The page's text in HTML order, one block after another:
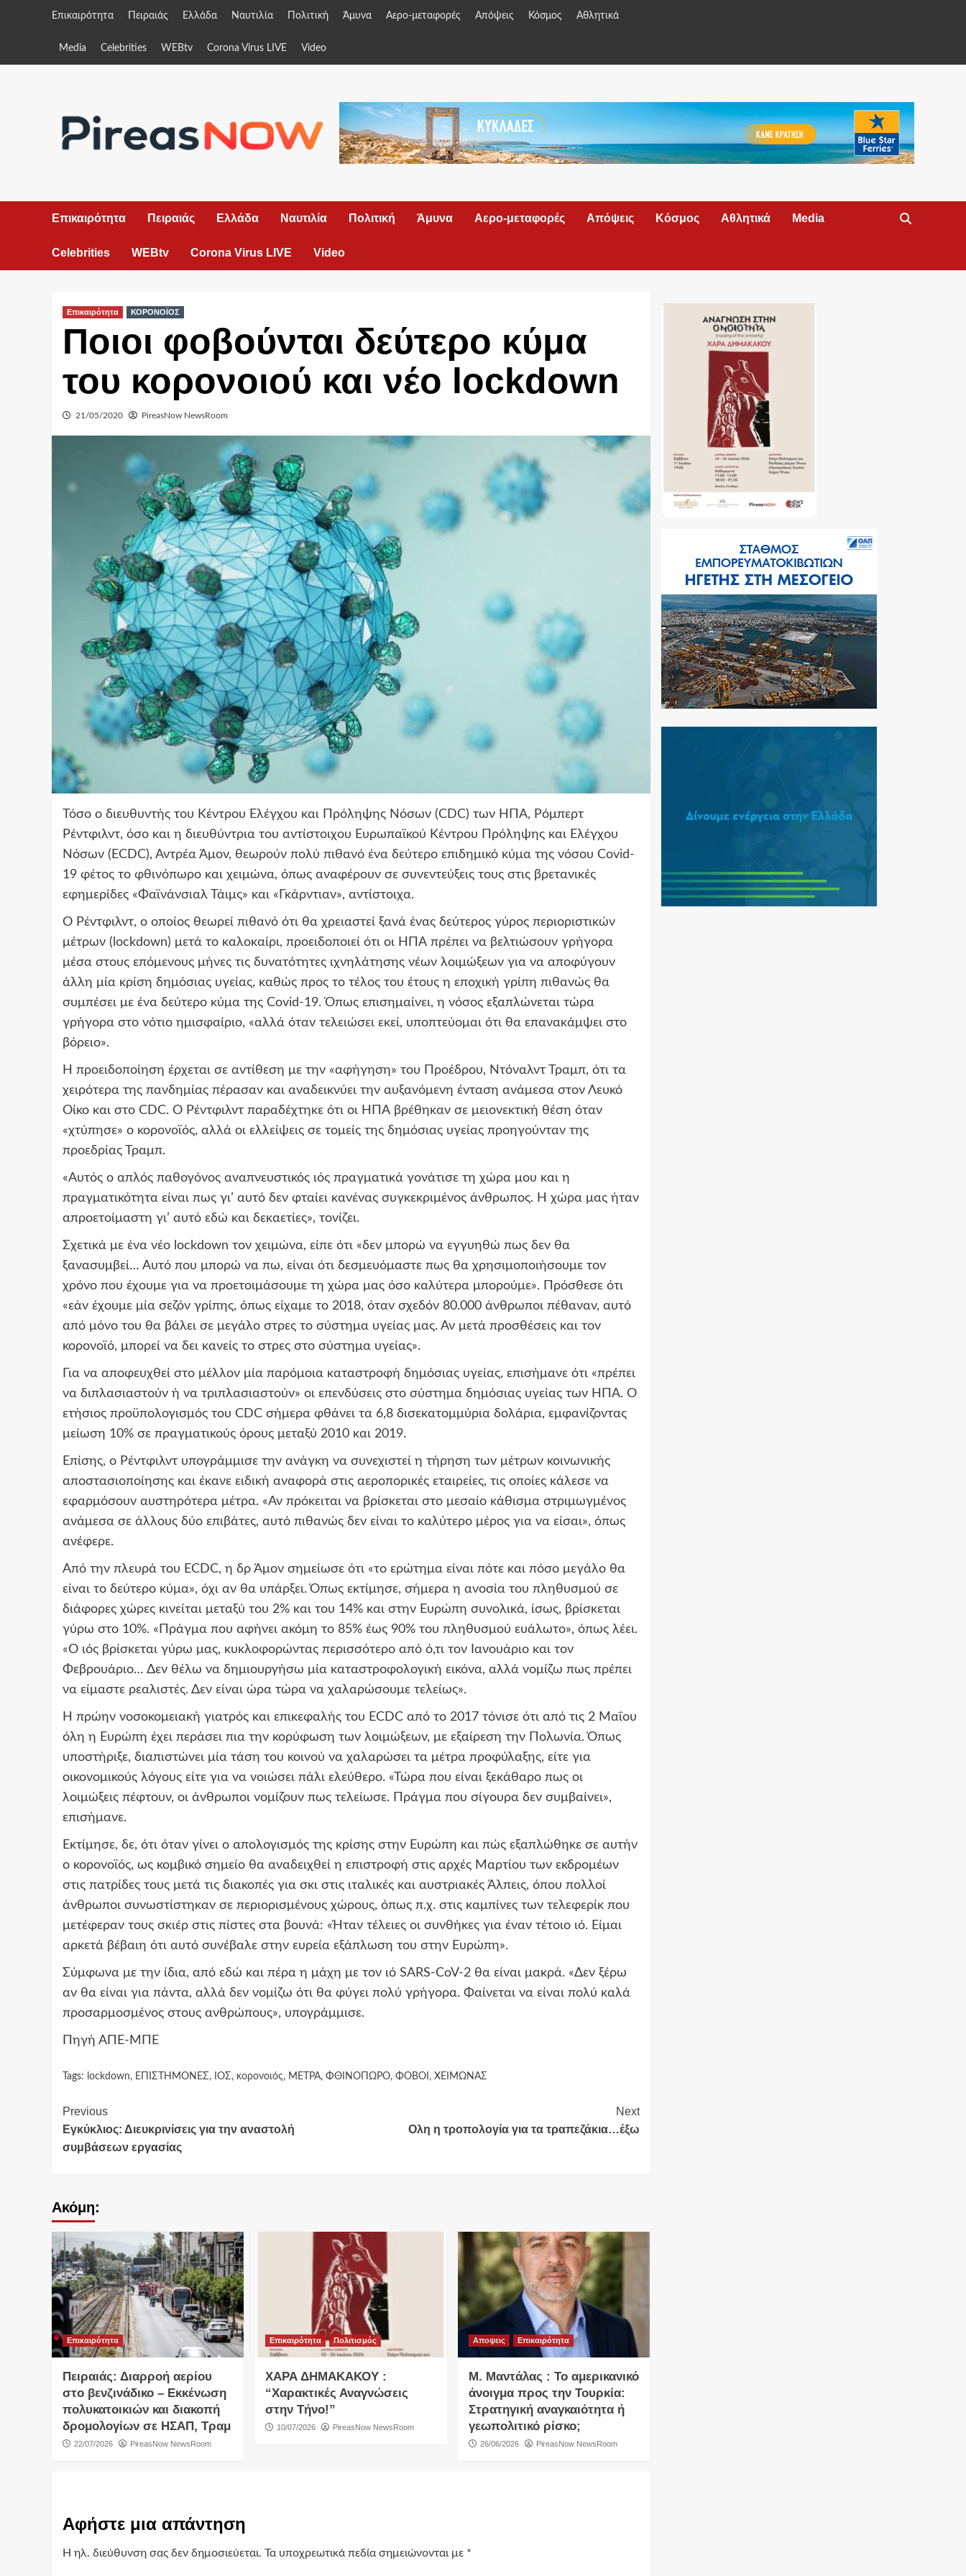
Επικαιρότητα Πειραιάς Ελλάδα Ναυτιλία Πολιτική Άμυνα Αερο-μεταφορές Απόψεις Κόσμος Αθλητικά
Media Celebrities WEBtv Corona Virus LIVE Video
Επικαιρότητα Πειραιάς Ελλάδα Ναυτιλία Πολιτική Άμυνα Αερο-μεταφορές Απόψεις Κόσμος Αθλητικά Media
Celebrities WEBtv Corona Virus LIVE Video
Επικαιρότητα ΚΟΡΟΝΟΪΟΣ
Ποιοι φοβούνται δεύτερο κύμα
του κορονοιού και νέο lockdown
21/05/2020 PireasNow NewsRoom
Τόσο ο διευθυντής του Κέντρου Ελέγχου και Πρόληψης Νόσων (CDC) των ΗΠΑ, Ρόμπερτ
Ρέντφιλντ, όσο και η διευθύντρια του αντίστοιχου Ευρωπαϊκού Κέντρου Πρόληψης και Ελέγχου
Νόσων (ECDC), Αντρέα Άμον, θεωρούν πολύ πιθανό ένα δεύτερο επιδημικό κύμα της νόσου Covid-
19 φέτος το φθινόπωρο και χειμώνα, όπως αναφέρουν σε συνεντεύξεις τους στις βρετανικές
εφημερίδες «Φαϊνάνσιαλ Τάιμς» και «Γκάρντιαν», αντίστοιχα.
Ο Ρέντφιλντ, ο οποίος θεωρεί πιθανό ότι θα χρειαστεί ξανά ένας δεύτερος γύρος περιοριστικών
μέτρων (lockdown) μετά το καλοκαίρι, προειδοποιεί ότι οι ΗΠΑ πρέπει να βελτιώσουν γρήγορα
μέσα στους επόμενους μήνες τις δυνατότητες ιχνηλάτησης νέων λοιμώξεων για να αποφύγουν
άλλη μία κρίση δημόσιας υγείας, καθώς προς το τέλος του έτους η εποχική γρίπη πιθανώς θα
συμπέσει με ένα δεύτερο κύμα της Covid-19. Όπως επισημαίνει, η νόσος εξαπλώνεται τώρα
γρήγορα στο νότιο ημισφαίριο, «αλλά όταν τελειώσει εκεί, υποπτεύομαι ότι θα επανακάμψει στο
βόρειο».
Η προειδοποίηση έρχεται σε αντίθεση με την «αφήγηση» του Προέδρου, Ντόναλντ Τραμπ, ότι τα
χειρότερα της πανδημίας πέρασαν και αναδεικνύει την αυξανόμενη ένταση ανάμεσα στον Λευκό
Οίκο και στο CDC. Ο Ρέντφιλντ παραδέχτηκε ότι οι ΗΠΑ βρέθηκαν σε μειονεκτική θέση όταν
«χτύπησε» ο κορονοϊός, αλλά οι ελλείψεις σε τομείς της δημόσιας υγείας προηγούνταν της
προεδρίας Τραμπ.
«Αυτός ο απλός παθογόνος αναπνευστικός ιός πραγματικά γονάτισε τη χώρα μου και η
πραγματικότητα είναι πως γι’ αυτό δεν φταίει κανένας συγκεκριμένος άνθρωπος. Η χώρα μας ήταν
απροετοίμαστη γι’ αυτό εδώ και δεκαετίες», τονίζει.
Σχετικά με ένα νέο lockdown τον χειμώνα, είπε ότι «δεν μπορώ να εγγυηθώ πως δεν θα
ξανασυμβεί… Αυτό που μπορώ να πω, είναι ότι δεσμευόμαστε πως θα χρησιμοποιήσουμε τον
χρόνο που έχουμε για να προετοιμάσουμε τη χώρα μας όσο καλύτερα μπορούμε». Πρόσθεσε ότι
«εάν έχουμε μία σεζόν γρίπης, όπως είχαμε το 2018, όταν σχεδόν 80.000 άνθρωποι πέθαναν, αυτό
από μόνο του θα βάλει σε μεγάλο στρες το σύστημα υγείας μας. Αν μετά προσθέσεις και τον
κορονοϊό, μπορεί να δει κανείς το στρες στο σύστημα υγείας».
Για να αποφευχθεί στο μέλλον μία παρόμοια καταστροφή δημόσιας υγείας, επισήμανε ότι «πρέπει
να διπλασιαστούν ή να τριπλασιαστούν» οι επενδύσεις στο σύστημα δημόσιας υγείας των ΗΠΑ. Ο
ετήσιος προϋπολογισμός του CDC σήμερα φθάνει τα 6,8 δισεκατομμύρια δολάρια, εμφανίζοντας
μείωση 10% σε πραγματικούς όρους μεταξύ 2010 και 2019.
Επίσης, ο Ρέντφιλντ υπογράμμισε την ανάγκη να συνεχιστεί η τήρηση των μέτρων κοινωνικής
αποστασιοποίησης και έκανε ειδική αναφορά στις αεροπορικές εταιρείες, τις οποίες κάλεσε να
εφαρμόσουν αυστηρότερα μέτρα. «Αν πρόκειται να βρίσκεται στο μεσαίο κάθισμα στριμωγμένος
ανάμεσα σε άλλους δύο επιβάτες, αυτό πιθανώς δεν είναι το καλύτερο μέρος για να είσαι», όπως
ανέφερε.
Από την πλευρά του ECDC, η δρ Άμον σημείωσε ότι «το ερώτημα είναι πότε και πόσο μεγάλο θα
είναι το δεύτερο κύμα», όχι αν θα υπάρξει. Όπως εκτίμησε, σήμερα η ανοσία του πληθυσμού σε
διάφορες χώρες κινείται μεταξύ του 2% και του 14% και στην Ευρώπη συνολικά, ίσως, βρίσκεται
γύρω στο 10%. «Πράγμα που αφήνει ακόμη το 85% έως 90% του πληθυσμού ευάλωτο», όπως λέει.
«Ο ιός βρίσκεται γύρω μας, κυκλοφορώντας περισσότερο από ό,τι τον Ιανουάριο και τον
Φεβρουάριο… Δεν θέλω να δημιουργήσω μία καταστροφολογική εικόνα, αλλά νομίζω πως πρέπει
να είμαστε ρεαλιστές. Δεν είναι ώρα τώρα να χαλαρώσουμε τελείως».
Η πρώην νοσοκομειακή γιατρός και επικεφαλής του ECDC από το 2017 τόνισε ότι από τις 2 Μαΐου
όλη η Ευρώπη έχει περάσει πια την κορύφωση των λοιμώξεων, με εξαίρεση την Πολωνία. Όπως
υποστήριξε, διαπιστώνει μία τάση του κοινού να χαλαρώσει τα μέτρα προφύλαξης, είτε για
οικονομικούς λόγους είτε για να νοιώσει πάλι ελεύθερο. «Τώρα που είναι ξεκάθαρο πως οι
λοιμώξεις πέφτουν, οι άνθρωποι νομίζουν πως τελείωσε. Πράγμα που σίγουρα δεν συμβαίνει»,
επισήμανε.
Εκτίμησε, δε, ότι όταν γίνει ο απολογισμός της κρίσης στην Ευρώπη και πώς εξαπλώθηκε σε αυτήν
ο κορονοϊός, ως κομβικό σημείο θα αναδειχθεί η επιστροφή στις αρχές Μαρτίου των εκδρομέων
στις πατρίδες τους μετά τις διακοπές για σκι στις ιταλικές και αυστριακές Άλπεις, όπου πολλοί
άνθρωποι συνωστίστηκαν σε περιορισμένους χώρους, όπως π.χ. στις καμπίνες των τελεφερίκ που
μετέφεραν τους σκιέρ στις πίστες στα βουνά: «Ήταν τέλειες οι συνθήκες για έναν τέτοιο ιό. Είμαι
αρκετά βέβαιη ότι αυτό συνέβαλε στην ευρεία εξάπλωση του στην Ευρώπη».
Σύμφωνα με την ίδια, από εδώ και πέρα η μάχη με τον ιό SARS-CoV-2 θα είναι μακρά. «Δεν ξέρω
αν θα είναι για πάντα, αλλά δεν νομίζω ότι θα φύγει πολύ γρήγορα. Φαίνεται να είναι πολύ καλά
προσαρμοσμένος στους ανθρώπους», υπογράμμισε.
Πηγή ΑΠΕ-ΜΠΕ
Tags: lockdown, ΕΠΙΣΤΗΜΟΝΕΣ, ΙΟΣ, κορονοιός, ΜΕΤΡΑ, ΦΘΙΝΟΠΩΡΟ, ΦΟΒΟΙ , ΧΕΙΜΩΝΑΣ
Continue
Reading
Previous
Εγκύκλιος: Διευκρινίσεις για την αναστολή
συμβάσεων εργασίας
Next
Ολη η τροπολογία για τα τραπεζάκια…έξω
Ακόμη:
Επικαιρότητα
Πειραιάς: Διαρροή αερίου
στο βενζινάδικο – Εκκένωση
πολυκατοικιών και διακοπή
δρομολογίων σε ΗΣΑΠ, Τραμ
22/07/2026 PireasNow NewsRoom
Επικαιρότητα Πολιτισμός
ΧΑΡΑ ΔΗΜΑΚΑΚΟΥ :
“Χαρακτικές Αναγνώσεις
στην Τήνο!”
10/07/2026 PireasNow NewsRoom
Αποψεις Επικαιρότητα
Μ. Μαντάλας : Το αμερικανικό
άνοιγμα προς την Τουρκία:
Στρατηγική αναγκαιότητα ή
γεωπολιτικό ρίσκο;
26/06/2026 PireasNow NewsRoom
Αφήστε μια απάντηση
Η ηλ. διεύθυνση σας δεν δημοσιεύεται. Τα υποχρεωτικά πεδία σημειώνονται με *